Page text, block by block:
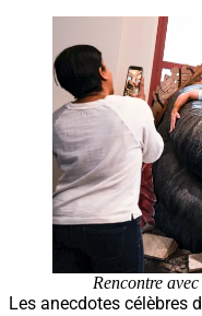
Rencontre
Les anecdotes célèbres